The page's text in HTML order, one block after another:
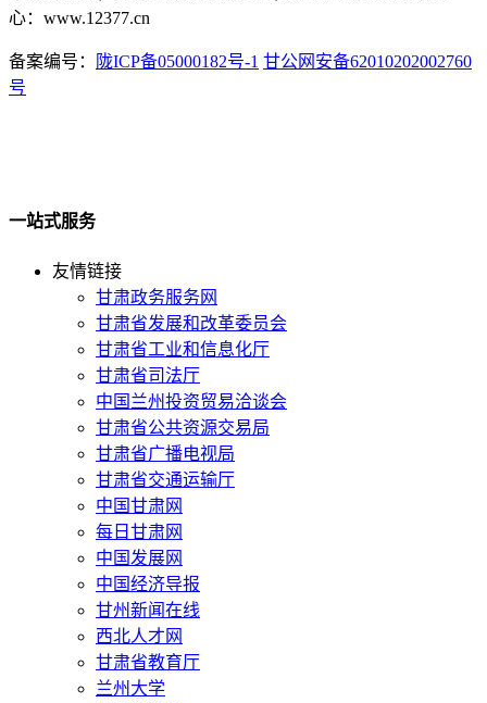
心：www.12377.cn
备案编号： 陇ICP备05000182号-1 甘公网安备62010202002760
号
一站式服务
友情链接
甘肃政务服务网
甘肃省发展和改革委员会
甘肃省工业和信息化厅
甘肃省司法厅
中国兰州投资贸易洽谈会
甘肃省公共资源交易局
甘肃省广播电视局
甘肃省交通运输厅
中国甘肃网
每日甘肃网
中国发展网
中国经济导报
甘州新闻在线
西北人才网
甘肃省教育厅
兰州大学